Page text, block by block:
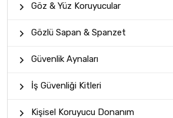
Göz & Yüz Koruyucular
Gözlü Sapan & Spanzet
Güvenlik Aynaları
İş Güvenliği Kitleri
Kişisel Koruyucu Donanım